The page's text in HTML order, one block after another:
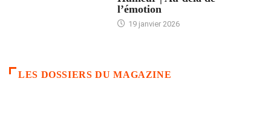
l’émotion
19 janvier 2026
LES DOSSIERS DU MAGAZINE